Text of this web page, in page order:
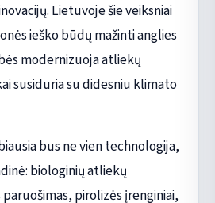
Lietuvoje šie veiksniai
ieško būdų mažinti anglies
modernizuoja atliekų
susiduria su didesniu klimato
bus ne vien technologija,
biologinių atliekų
pirolizės įrenginiai,